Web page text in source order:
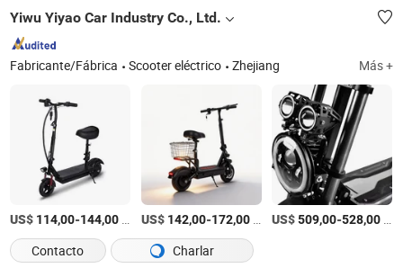
Yiwu Yiyao Car Industry Co., Ltd.
Fabricante/Fábrica Scooter eléctrico Zhejiang Más +
US$ 114,00-144,00 US$ 142,00-172,00/Pieza US$509,00-528,00
Contacto
Charlar